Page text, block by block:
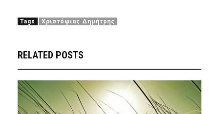
Tags Χριστόφιας Δημήτρης
RELATED POSTS